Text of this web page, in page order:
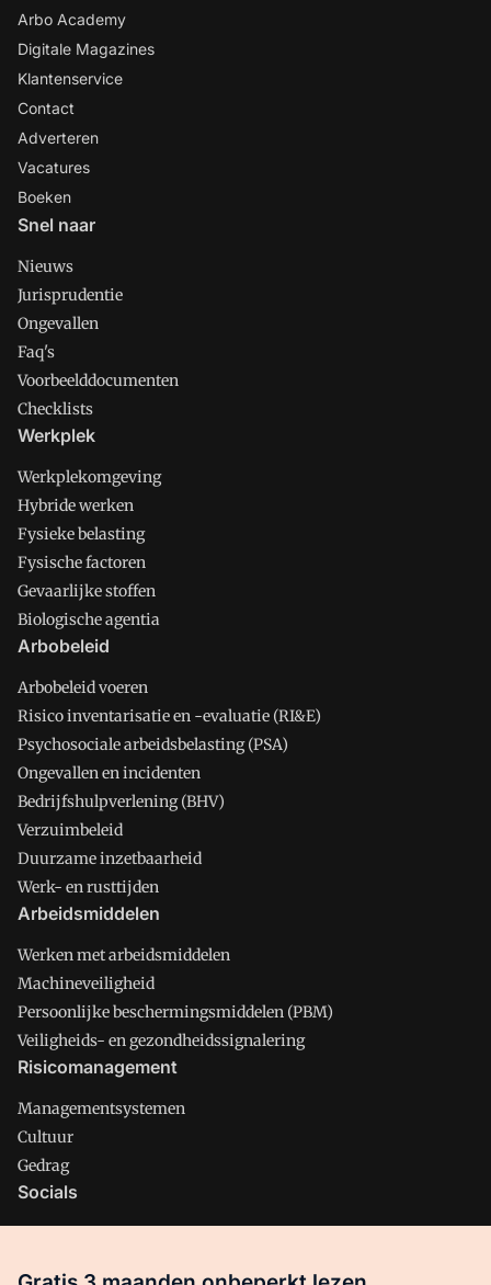
Arbo Academy
Digitale Magazines
Klantenservice
Contact
Adverteren
Vacatures
Boeken
Snel naar
Nieuws
Jurisprudentie
Ongevallen
Faq's
Voorbeelddocumenten
Checklists
Werkplek
Werkplekomgeving
Hybride werken
Fysieke belasting
Fysische factoren
Gevaarlijke stoffen
Biologische agentia
Arbobeleid
Arbobeleid voeren
Risico inventarisatie en -evaluatie (RI&E)
Psychosociale arbeidsbelasting (PSA)
Ongevallen en incidenten
Bedrijfshulpverlening (BHV)
Verzuimbeleid
Duurzame inzetbaarheid
Werk- en rusttijden
Arbeidsmiddelen
Werken met arbeidsmiddelen
Machineveiligheid
Persoonlijke beschermingsmiddelen (PBM)
Veiligheids- en gezondheidssignalering
Risicomanagement
Managementsystemen
Cultuur
Gedrag
Socials